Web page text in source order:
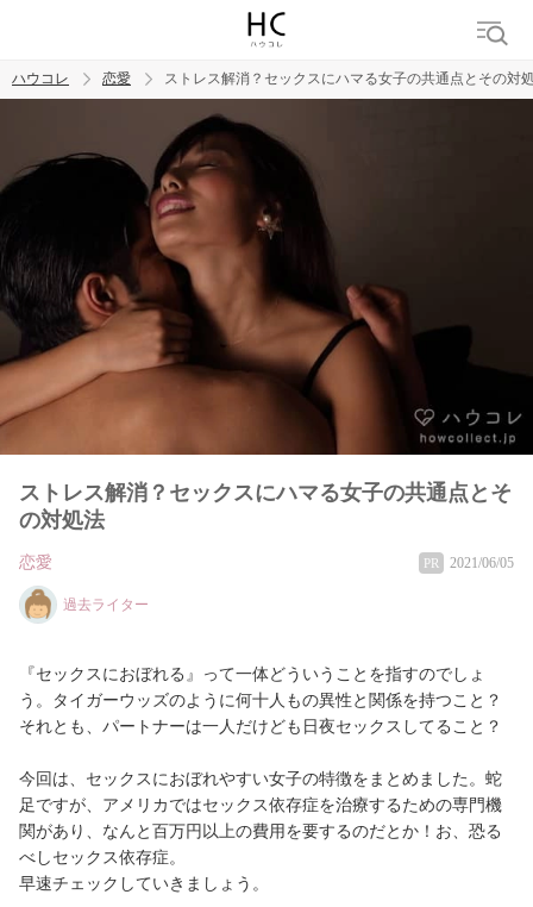
恋愛
ハウコレ 恋愛 ストレス解消？セックスにハマる女子の共通点とその対
ストレス解消？セックスにハマる女子の共通点とそ
の対処法
恋愛 PR 2021/06/05
過去ライター
『セックスにおぼれる』って一体どういうことを指すのでしょ
う。タイガーウッズのように何十人もの異性と関係を持つこと？
それとも、パートナーは一人だけども日夜セックスしてること？
今回は、セックスにおぼれやすい女子の特徴をまとめました。蛇
足ですが、アメリカではセックス依存症を治療するための専門機
関があり、なんと百万円以上の費用を要するのだとか！お、恐る
べしセックス依存症。
早速チェックしていきましょう。